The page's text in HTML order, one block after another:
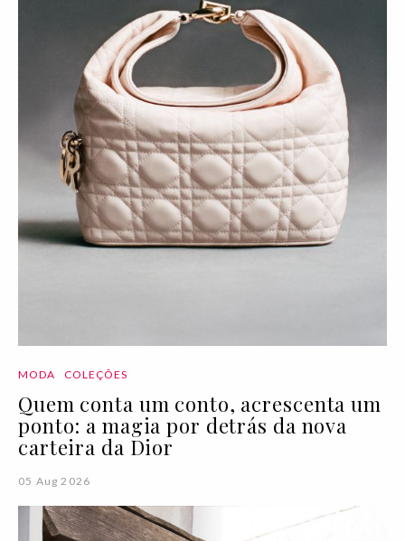
MODA COLEÇÕES
Quem conta um conto, acrescenta um
ponto: a magia por detrás da nova
carteira da Dior
05 Aug 2026